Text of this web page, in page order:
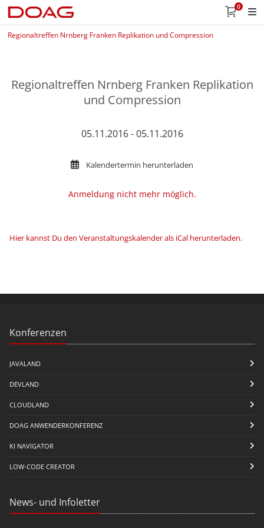
0
Regionaltreffen Nrnberg Franken Replikation und Compression
Regionaltreffen Nrnberg Franken Replikation
und Compression
05.11.2016 - 05.11.2016
Kalendertermin herunterladen
Anmeldung nicht mehr möglich.
Hier kannst Du den Veranstaltungskalender als iCal herunterladen.
Konferenzen
JAVALAND
DEVLAND
CLOUDLAND
DOAG ANWENDERKONFERENZ
KI NAVIGATOR
LOW-CODE CREATOR
News- und Infoletter